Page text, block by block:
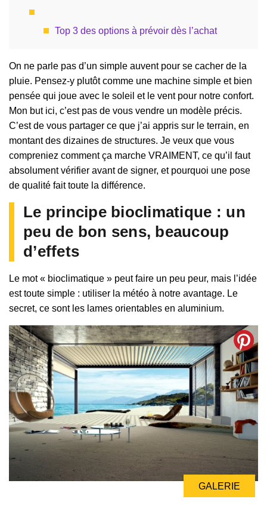
Top 3 des options à prévoir dès l’achat
On ne parle pas d’un simple auvent pour se cacher de la
pluie. Pensez-y plutôt comme une machine simple et bien
pensée qui joue avec le soleil et le vent pour notre confort.
Mon but ici, c’est pas de vous vendre un modèle précis.
C’est de vous partager ce que j’ai appris sur le terrain, en
montant des dizaines de structures. Je veux que vous
compreniez comment ça marche VRAIMENT, ce qu’il faut
absolument vérifier avant de signer, et pourquoi une pose
de qualité fait toute la différence.
Le principe bioclimatique : un
peu de bon sens, beaucoup
d’effets
Le mot « bioclimatique » peut faire un peu peur, mais l’idée
est toute simple : utiliser la météo à notre avantage. Le
secret, ce sont les lames orientables en aluminium.
GALERIE